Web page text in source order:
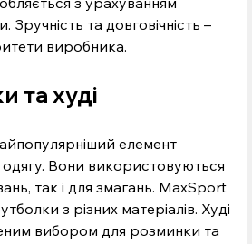
Зручність та довговічність –
виробника.
та худі
елемент
Вони використовуються
так і для змагань. MaxSport
з різних матеріалів. Худі
вибором для розминки та